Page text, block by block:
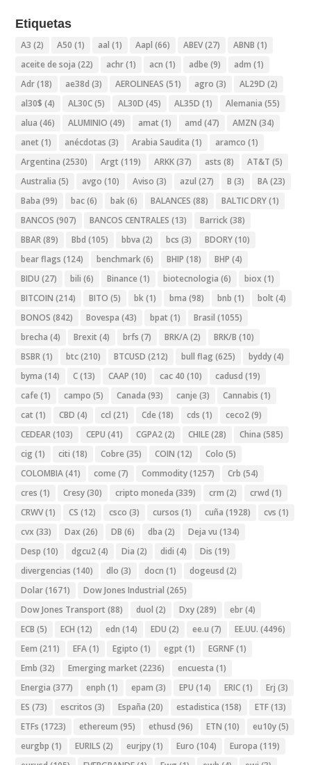
Etiquetas
A3 (2) A50 (1) aal (1) Aapl (66) ABEV(27) ABNB (1)
aceite de soja (22) achr(1) acn (1) adbe (9) adm (1)
Adr(18) ae38d (3) AEROLINEAS (51) agro (3) AL29D (2)
al30$ (4) AL30C(5) AL30D (45) AL35D (1) Alemania (55)
alua (46) ALUMINIO (49) amat (1) amd (47) AMZN (34)
anet (1) anécdotas (3) Arabia Saudita (1) aramco (1)
Argentina (2530) Argt (119) ARKK(37) asts (8) AT&T (5)
Australia (5) avgo (10) Aviso (3) azul (27) B (3) BA(23)
Baba (99) bac(6) bak(6) BALANCES (88) BALTIC DRY(1)
BANCOS (907) BANCOS CENTRALES (13) Barrick(38)
BBAR(89) Bbd (105) bbva (2) bcs (3) BDORY(10)
bear flags (124) benchmark(6) BHIP (18) BHP (4)
BIDU (27) bili (6) Binance (1) biotecnologia (6) biox (1)
BITCOIN (214) BITO (5) bk(1) bma (98) bnb (1) bolt (4)
BONOS (842) Bovespa (43) bpat (1) Brasil (1055)
brecha (4) Brexit (4) brfs (7) BRK/A(2) BRK/B (10)
BSBR(1) btc(210) BTCUSD (212) bull flag (625) byddy(4)
byma (14) C(13) CAAP (10) cac 40 (10) cadusd (19)
cafe (1) campo (5) Canada (93) canje (3) Cannabis (1)
cat (1) CBD (4) ccl (21) Cde (18) cds (1) ceco2(9)
CEDEAR(103) CEPU (41) CGPA2(2) CHILE(28) China (585)
cig (1) citi (18) Cobre (35) COIN (12) Colo (5)
COLOMBIA(41) come (7) Commodity(1257) Crb (54)
cres (1) Cresy(30) cripto moneda (339) crm (2) crwd (1)
CRWV(1) CS (12) csco (3) cursos (1) cuña (1928) cvs (1)
cvx (33) Dax (26) DB (6) dba (2) Deja vu (134)
Desp (10) dgcu2(4) Dia (2) didi (4) Dis (19)
divergencias (140) dlo (3) docn (1) dogeusd (2)
Dolar(1671) Dow Jones Industrial (265)
Dow Jones Transport (88) duol (2) Dxy(289) ebr(4)
ECB (5) ECH (12) edn (14) EDU (2) ee.u (7) EE.UU. (4496)
Eem (211) EFA(1) Egipto (1) egpt (1) EGRNF(1)
Emb (32) Emerging market (2236) encuesta (1)
Energia (377) enph (1) epam (3) EPU (14) ERIC(1) Erj (3)
ES (73) escritos (3) España (20) estadistica (158) ETF(13)
ETFs (1723) ethereum (95) ethusd (96) ETN (10) eu10y(5)
eurgbp (1) EURILS (2) eurjpy(1) Euro (104) Europa (119)